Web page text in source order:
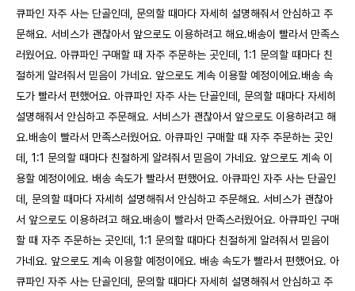
큐파인 자주 사는 단골인데, 문의할 때마다 자세히 설명해줘서 안심하고 주
문해요. 서비스가 괜찮아서 앞으로도 이용하려고 해요.배송이 빨라서 만족스
러웠어요. 아큐파인 구매할 때 자주 주문하는 곳인데, 1:1 문의할 때마다 친
절하게 알려줘서 믿음이 가네요. 앞으로도 계속 이용할 예정이에요.배송 속
도가 빨라서 편했어요. 아큐파인 자주 사는 단골인데, 문의할 때마다 자세히
설명해줘서 안심하고 주문해요. 서비스가 괜찮아서 앞으로도 이용하려고 해
요.배송이 빨라서 만족스러웠어요. 아큐파인 구매할 때 자주 주문하는 곳인
데, 1:1 문의할 때마다 친절하게 알려줘서 믿음이 가네요. 앞으로도 계속 이
용할 예정이에요. 배송 속도가 빨라서 편했어요. 아큐파인 자주 사는 단골인
데, 문의할 때마다 자세히 설명해줘서 안심하고 주문해요. 서비스가 괜찮아
서 앞으로도 이용하려고 해요.배송이 빨라서 만족스러웠어요. 아큐파인 구매
할 때 자주 주문하는 곳인데, 1:1 문의할 때마다 친절하게 알려줘서 믿음이
가네요. 앞으로도 계속 이용할 예정이에요. 배송 속도가 빨라서 편했어요. 아
큐파인 자주 사는 단골인데, 문의할 때마다 자세히 설명해줘서 안심하고 주